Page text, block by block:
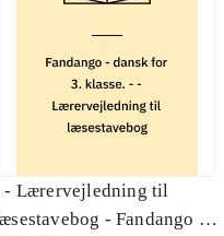
- Lærervejledning til
- Fandango -